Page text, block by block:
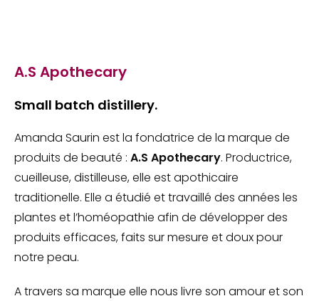
A.S Apothecary
Small batch distillery.
Amanda Saurin est la fondatrice de la marque de
produits de beauté : A.S Apothecary. Productrice,
cueilleuse, distilleuse, elle est apothicaire
traditionelle. Elle a étudié et travaillé des années les
plantes et l’homéopathie afin de développer des
produits efficaces, faits sur mesure et doux pour
notre peau.
A travers sa marque elle nous livre son amour et son